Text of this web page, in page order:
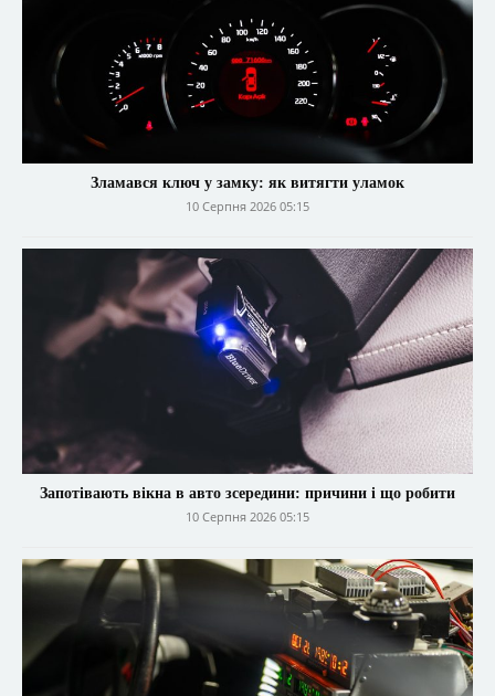
Зламався ключ у замку: як витягти уламок
10 Серпня 2026 05:15
Запотівають вікна в авто зсередини: причини і що робити
10 Серпня 2026 05:15